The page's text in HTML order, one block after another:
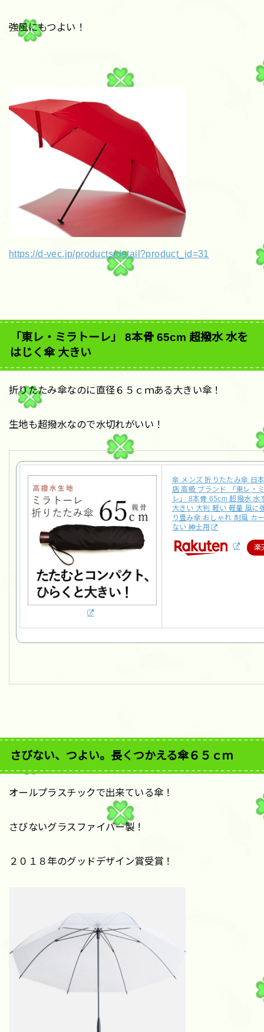
強風にもつよい！
https://d-vec.jp/products/detail?product_id=31
「東レ・ミラトーレ」 8本骨 65cm 超撥水 水を
はじく傘 大きい
折りたたみ傘なのに直径６５ｃｍある大きい傘！
生地も超撥水なので水切れがいい！
傘 メンズ 折りたたみ傘 日
店 高級 ブランド 「東レ・
レ」 8本骨 65cm 超撥水 水
大きい 大判 軽い 軽量 風に
り畳み傘 おしゃれ 耐風 カ
ない 紳士用
楽
さびない、つよい。長くつかえる傘６５ｃｍ
オールプラスチックで出来ている傘！
さびないグラスファイバー製！
２０１８年のグッドデザイン賞受賞！